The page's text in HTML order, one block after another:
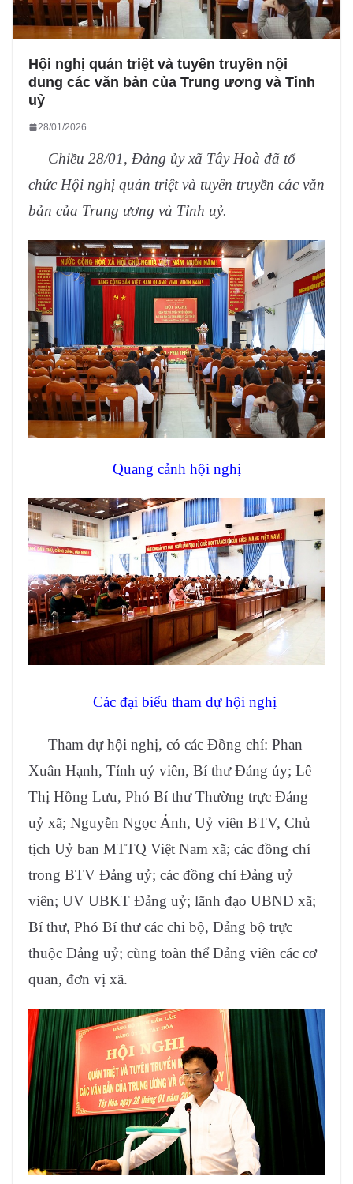
Hội nghị quán triệt và tuyên truyền nội
dung các văn bản của Trung ương và Tỉnh
uỷ
28/01/2026
Chiều 28/01, Đảng ủy xã Tây Hoà đã tổ
chức Hội nghị quán triệt và tuyên truyền các văn
bản của Trung ương và Tỉnh uỷ.
Quang cảnh hội nghị
Các đại biểu tham dự hội nghị
Tham dự hội nghị, có các Đồng chí: Phan
Xuân Hạnh, Tỉnh uỷ viên, Bí thư Đảng ủy; Lê
Thị Hồng Lưu, Phó Bí thư Thường trực Đảng
uỷ xã; Nguyễn Ngọc Ảnh, Uỷ viên BTV, Chủ
tịch Uỷ ban MTTQ Việt Nam xã; các đồng chí
trong BTV Đảng uỷ; các đồng chí Đảng uỷ
viên; UV UBKT Đảng uỷ; lãnh đạo UBND xã;
Bí thư, Phó Bí thư các chi bộ, Đảng bộ trực
thuộc Đảng uỷ; cùng toàn thể Đảng viên các cơ
quan, đơn vị xã.